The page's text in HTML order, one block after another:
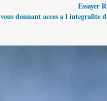
Essayer
vous donnant acces a l integralite